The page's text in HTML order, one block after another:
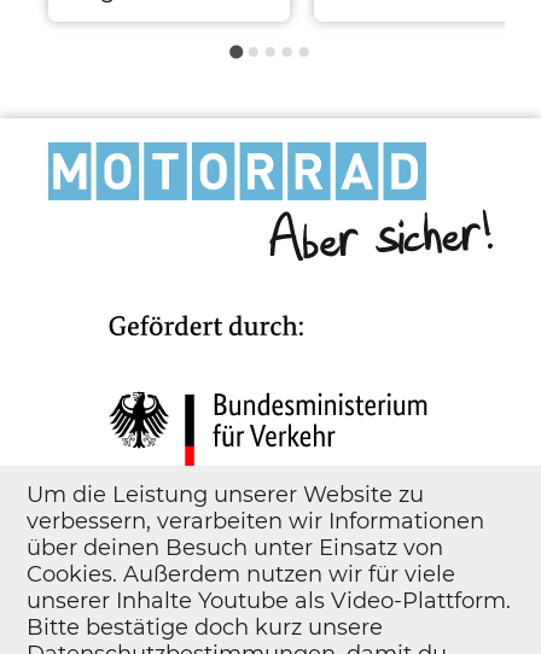
Um die Leistung unserer Website zu
verbessern, verarbeiten wir Informationen
über deinen Besuch unter Einsatz von
Cookies. Außerdem nutzen wir für viele
unserer Inhalte Youtube als Video-Plattform.
Bitte bestätige doch kurz unsere